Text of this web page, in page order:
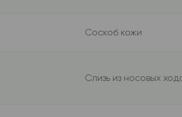
Соскоб кожи
Слизь из носовых